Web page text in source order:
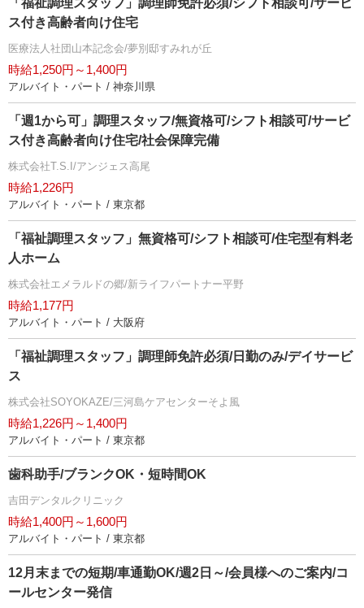
「福祉調理スタッフ」調理師免許必須/シフト相談可/サービ
ス付き高齢者向け住宅
医療法人社団山本記念会/夢別邸すみれが丘
時給1,250円～1,400円
アルバイト・パート / 神奈川県
「週1から可」調理スタッフ/無資格可/シフト相談可/サービ
ス付き高齢者向け住宅/社会保障完備
株式会社T.S.I/アンジェス高尾
時給1,226円
アルバイト・パート / 東京都
「福祉調理スタッフ」無資格可/シフト相談可/住宅型有料老
人ホーム
株式会社エメラルドの郷/新ライフパートナー平野
時給1,177円
アルバイト・パート / 大阪府
「福祉調理スタッフ」調理師免許必須/日勤のみ/デイサービ
ス
株式会社SOYOKAZE/三河島ケアセンターそよ風
時給1,226円～1,400円
アルバイト・パート / 東京都
歯科助手/ブランクOK・短時間OK
吉田デンタルクリニック
時給1,400円～1,600円
アルバイト・パート / 東京都
12月末までの短期/車通勤OK/週2日～/会員様へのご案内/コ
ールセンター発信